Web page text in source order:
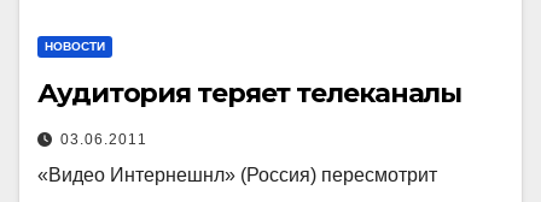
НОВОСТИ
Аудитория теряет телеканалы
03.06.2011
«Видео Интернешнл» (Россия) пересмотрит